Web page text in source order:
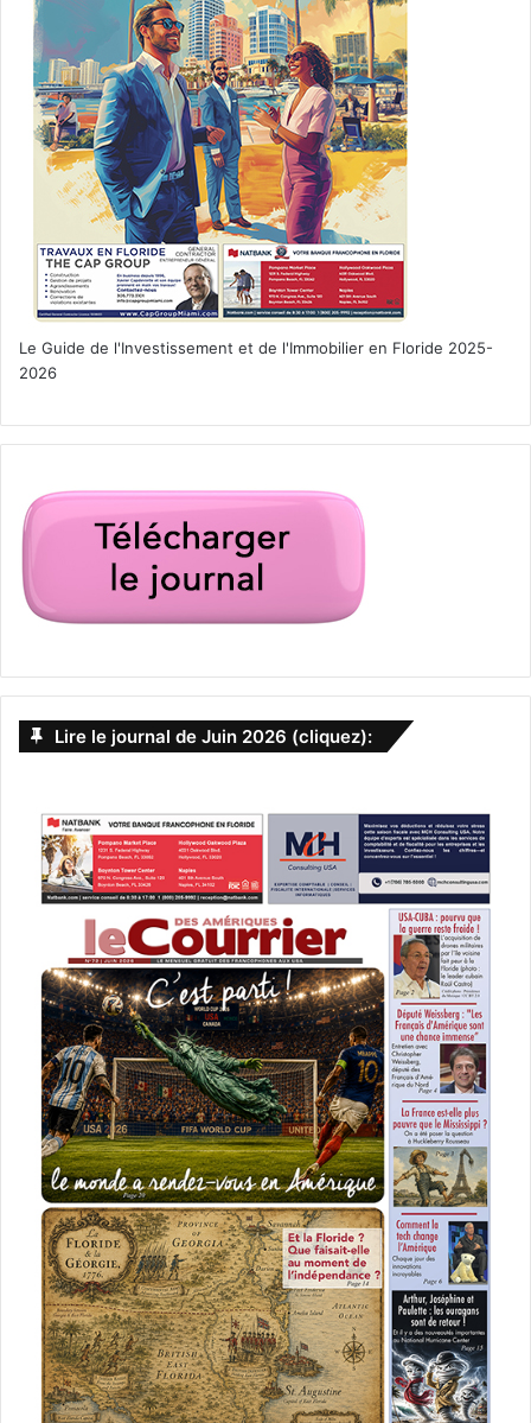
Le Guide de l'Investissement et de l'Immobilier en Floride 2025-
2026
Lire le journal de Juin 2026 (cliquez):